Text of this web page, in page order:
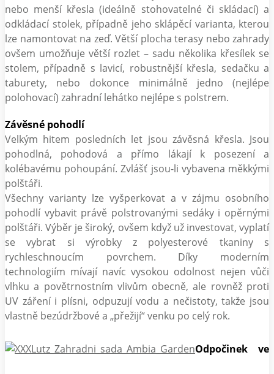
nebo menší křesla (ideálně stohovatelné či skládací) a
odkládací stolek, případně jeho sklápěcí varianta, kterou
lze namontovat na zeď. Větší plocha terasy nebo zahrady
ovšem umožňuje větší rozlet – sadu několika křesílek se
stolem, případně s lavicí, robustnější křesla, sedačku a
taburety, nebo dokonce minimálně jedno (nejlépe
polohovací) zahradní lehátko nejlépe s polstrem.
Závěsné pohodlí
Velkým hitem posledních let jsou závěsná křesla. Jsou
pohodlná, pohodová a přímo lákají k posezení a
kolébavému pohoupání. Zvlášť jsou-li vybavena měkkými
polštáři.
Všechny varianty lze vyšperkovat a v zájmu osobního
pohodlí vybavit právě polstrovanými sedáky i opěrnými
polštáři. Výběr je široký, ovšem když už investovat, vyplatí
se vybrat si výrobky z polyesterové tkaniny s
rychleschnoucím povrchem. Díky moderním
technologiím mívají navíc vysokou odolnost nejen vůči
vlhku a povětrnostním vlivům obecně, ale rovněž proti
UV záření i plísni, odpuzují vodu a nečistoty, takže jsou
vlastně bezúdržbové a „přežijí“ venku po celý rok.
Odpočinek ve